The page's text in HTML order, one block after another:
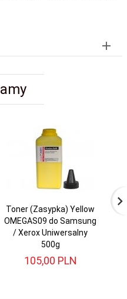
Toner (Zasypka) Yellow
OMEGAS09 do Samsung
/ Xerox Uniwersalny
500g
105,00 PLN